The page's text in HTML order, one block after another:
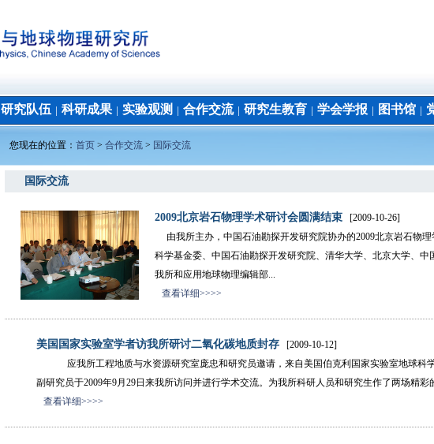
研究队伍 科研成果│ 实验观测 合作交流│ 研究生教育 学会学报 图书馆
您现在的位置： 首页 > 合作交流 > 国际交流
国际交流
2009北京岩石物理学术研讨会圆满结束 [2009-10-26]
由我所主办，中国石油勘探开发研究院协办的2009北京岩石物
科学基金委、中国石油勘探开发研究院、清华大学、北京大学、
我所和应用地球物理编辑部...
查看详细>>>>
美国国家实验室学者访我所研讨二氧化碳地质封存 [2009-10-12]
应我所工程地质与水资源研究室庞忠和研究员邀请，来自美国伯克利国家实验室地球科学
副研究员于2009年9月29日来我所访问并进行学术交流。为我所科研人员和研究生作了两场精
查看详细>>>>